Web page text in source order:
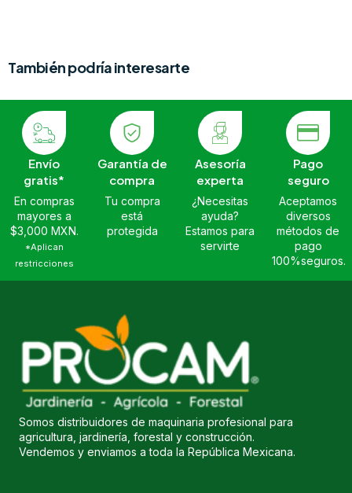
También podría interesarte
Envío
gratis*
En compras
mayores a
$3,000 MXN.
*Aplican
restricciones
Garantía de
compra
Tu compra
está
protegida
Asesoría
experta
¿Necesitas
ayuda?
Estamos para
servirte
Pago
seguro
Aceptamos
diversos
métodos de
pago
100%seguros.
Somos distribuidores de maquinaria profesional para
agricultura, jardinería, forestal y construcción.
Vendemos y enviamos a toda la República Mexicana.